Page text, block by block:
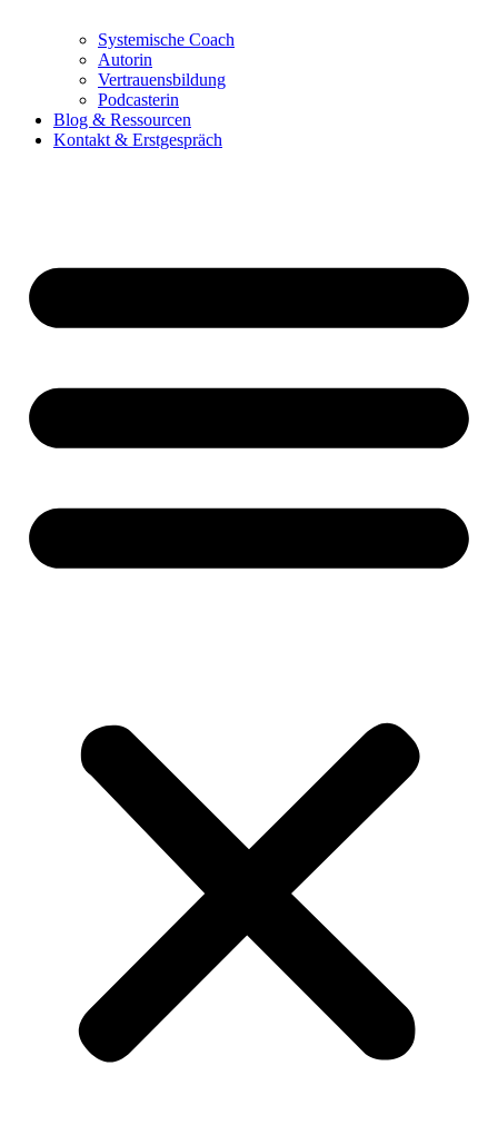
Systemische Coach
Autorin
Vertrauensbildung
Podcasterin
Blog & Ressourcen
Kontakt & Erstgespräch